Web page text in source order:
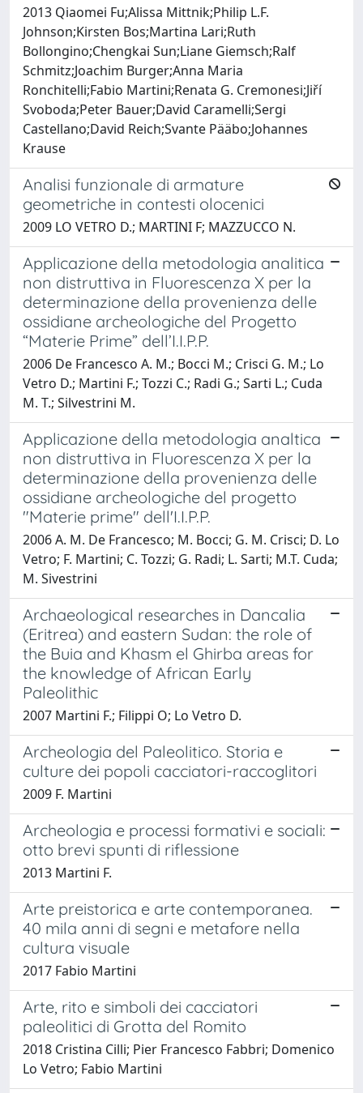
2013 Qiaomei Fu;Alissa Mittnik;Philip L.F.
Johnson;Kirsten Bos;Martina Lari;Ruth
Bollongino;Chengkai Sun;Liane Giemsch;Ralf
Schmitz;Joachim Burger;Anna Maria
Ronchitelli;Fabio Martini;Renata G. Cremonesi;Jiří
Svoboda;Peter Bauer;David Caramelli;Sergi
Castellano;David Reich;Svante Pääbo;Johannes
Krause
Analisi funzionale di armature
geometriche in contesti olocenici
2009 LO VETRO D.; MARTINI F; MAZZUCCO N.
Applicazione della metodologia analitica
non distruttiva in Fluorescenza X per la
determinazione della provenienza delle
ossidiane archeologiche del Progetto
“Materie Prime” dell’I.I.P.P.
2006 De Francesco A. M.; Bocci M.; Crisci G. M.; Lo
Vetro D.; Martini F.; Tozzi C.; Radi G.; Sarti L.; Cuda
M. T.; Silvestrini M.
Applicazione della metodologia analtica
non distruttiva in Fluorescenza X per la
determinazione della provenienza delle
ossidiane archeologiche del progetto
"Materie prime" dell'I.I.P.P.
2006 A. M. De Francesco; M. Bocci; G. M. Crisci; D. Lo
Vetro; F. Martini; C. Tozzi; G. Radi; L. Sarti; M.T. Cuda;
M. Sivestrini
Archaeological researches in Dancalia
(Eritrea) and eastern Sudan: the role of
the Buia and Khasm el Ghirba areas for
the knowledge of African Early
Paleolithic
2007 Martini F.; Filippi O; Lo Vetro D.
Archeologia del Paleolitico. Storia e
culture dei popoli cacciatori-raccoglitori
2009 F. Martini
Archeologia e processi formativi e sociali:
otto brevi spunti di riflessione
2013 Martini F.
Arte preistorica e arte contemporanea.
40 mila anni di segni e metafore nella
cultura visuale
2017 Fabio Martini
Arte, rito e simboli dei cacciatori
paleolitici di Grotta del Romito
2018 Cristina Cilli; Pier Francesco Fabbri; Domenico
Lo Vetro; Fabio Martini